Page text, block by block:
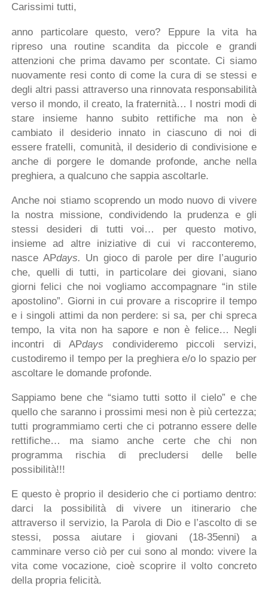
Carissimi tutti,
anno particolare questo, vero? Eppure la vita ha
ripreso una routine scandita da piccole e grandi
attenzioni che prima davamo per scontate. Ci siamo
nuovamente resi conto di come la cura di se stessi e
degli altri passi attraverso una rinnovata responsabilità
verso il mondo, il creato, la fraternità… I nostri modi di
stare insieme hanno subito rettifiche ma non è
cambiato il desiderio innato in ciascuno di noi di
essere fratelli, comunità, il desiderio di condivisione e
anche di porgere le domande profonde, anche nella
preghiera, a qualcuno che sappia ascoltarle.
Anche noi stiamo scoprendo un modo nuovo di vivere
la nostra missione, condividendo la prudenza e gli
stessi desideri di tutti voi… per questo motivo,
insieme ad altre iniziative di cui vi racconteremo,
nasce APdays. Un gioco di parole per dire l’augurio
che, quelli di tutti, in particolare dei giovani, siano
giorni felici che noi vogliamo accompagnare “in stile
apostolino”. Giorni in cui provare a riscoprire il tempo
e i singoli attimi da non perdere: si sa, per chi spreca
tempo, la vita non ha sapore e non è felice… Negli
incontri di APdays condivideremo piccoli servizi,
custodiremo il tempo per la preghiera e/o lo spazio per
ascoltare le domande profonde.
Sappiamo bene che “siamo tutti sotto il cielo” e che
quello che saranno i prossimi mesi non è più certezza;
tutti programmiamo certi che ci potranno essere delle
rettifiche… ma siamo anche certe che chi non
programma rischia di precludersi delle belle
possibilità!!!
E questo è proprio il desiderio che ci portiamo dentro:
darci la possibilità di vivere un itinerario che
attraverso il servizio, la Parola di Dio e l’ascolto di se
stessi, possa aiutare i giovani (18-35enni) a
camminare verso ciò per cui sono al mondo: vivere la
vita come vocazione, cioè scoprire il volto concreto
della propria felicità.